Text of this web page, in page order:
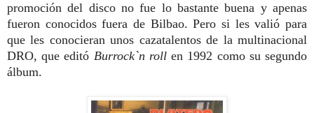
promoción del disco no fue lo bastante buena y apenas
fueron conocidos fuera de Bilbao. Pero si les valió para
que les conocieran unos cazatalentos de la multinacional
DRO, que editó Burrock`n rollen 1992 como su segundo
álbum.